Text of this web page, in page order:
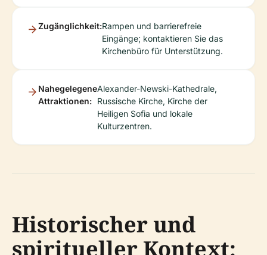
Zugänglichkeit:Rampen und barrierefreie
Eingänge; kontaktieren Sie das
Kirchenbüro für Unterstützung.
Nahegelegene
Attraktionen:
Alexander-Newski-Kathedrale,
Russische Kirche, Kirche der
Heiligen Sofia und lokale
Kulturzentren.
Historischer und
spiritueller Kontext: